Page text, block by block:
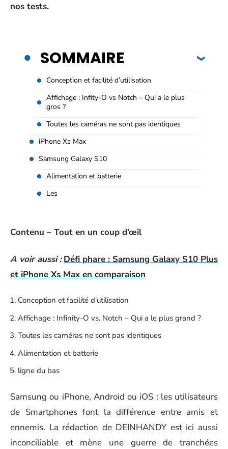
nos tests.
SOMMAIRE
Conception et facilité d’utilisation
Affichage : Infity-O vs Notch – Qui a le plus
gros ?
Toutes les caméras ne sont pas identiques
iPhone Xs Max
Samsung Galaxy S10
Alimentation et batterie
Les
Contenu – Tout en un coup d’œil
A voir aussi : Défi phare : Samsung Galaxy S10 Plus
et iPhone Xs Max en comparaison
Conception et facilité d’utilisation
Affichage : Infinity-O vs. Notch – Qui a le plus grand ?
Toutes les caméras ne sont pas identiques
Alimentation et batterie
ligne du bas
Samsung ou iPhone, Android ou iOS : les utilisateurs
de Smartphones font la différence entre amis et
ennemis. La rédaction de DEINHANDY est ici aussi
inconciliable et mène une guerre de tranchées